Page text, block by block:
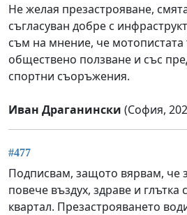
Не желая презастрояване,
съгласуван добре с
съм на мнение, че мотопистата
обществено ползване и със
спортни съоръжения.
Иван Драганински (София,
#477
Подписвам, защото вярвам, че
повече въздух, здраве и глътка
квартал. Презастрояването